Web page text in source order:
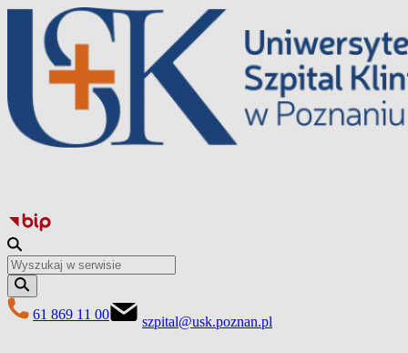
Перейти
вмісту
61 869 11 00 szpital@usk.poznan.pl